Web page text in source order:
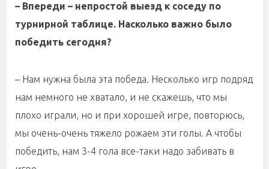
– Впереди – непростой выезд к соседу по
турнирной таблице. Насколько важно было
победить сегодня?
– Нам нужна была эта победа. Несколько игр подряд
нам немного не хватало, и не скажешь, что мы
плохо играли, но и при хорошей игре, повторюсь,
мы очень-очень тяжело рожаем эти голы. А чтобы
победить, нам 3-4 гола все-таки надо забивать в